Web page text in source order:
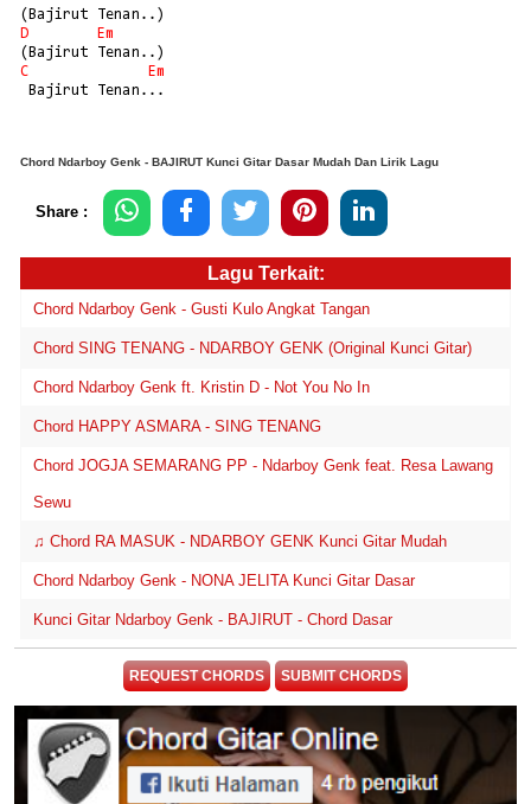
D
Em
C
Em
Chord Ndarboy Genk - BAJIRUT Kunci Gitar Dasar Mudah Dan Lirik Lagu
Share :
Lagu Terkait:
Chord Ndarboy Genk - Gusti Kulo Angkat Tangan
Chord SING TENANG - NDARBOY GENK (Original Kunci Gitar)
Chord Ndarboy Genk ft. Kristin D - Not You No In
Chord HAPPY ASMARA - SING TENANG
Chord JOGJA SEMARANG PP - Ndarboy Genk feat. Resa Lawang
Sewu
♫ Chord RA MASUK - NDARBOY GENK Kunci Gitar Mudah
Chord Ndarboy Genk - NONA JELITA Kunci Gitar Dasar
Kunci Gitar Ndarboy Genk - BAJIRUT - Chord Dasar
REQUEST CHORDS SUBMIT CHORDS